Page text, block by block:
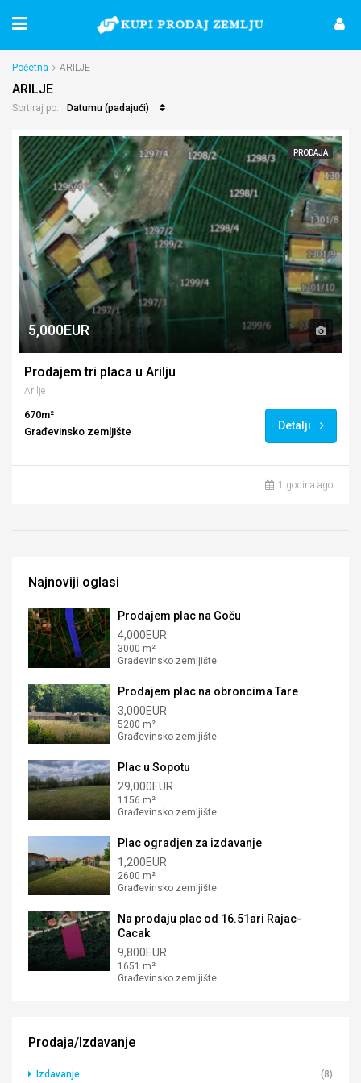
Početna ARILJE
ARILJE
Sortiraj po: Datumu (padajući)
PRODAJA
5,000EUR
Prodajem tri placa u Arilju
Arilje
670m²
Građevinsko zemljište
Detalji
1 godina ago
Najnoviji oglasi
Prodajem plac na Goču
4,000EUR
3000 m²
Građevinsko zemljište
Prodajem plac na obroncima Tare
3,000EUR
5200 m²
Građevinsko zemljište
Plac u Sopotu
29,000EUR
1156 m²
Građevinsko zemljište
Plac ogradjen za izdavanje
1,200EUR
2600 m²
Građevinsko zemljište
Na prodaju plac od 16.51ari Rajac-
Cacak
9,800EUR
1651 m²
Građevinsko zemljište
Prodaja/Izdavanje
Izdavanje (8)